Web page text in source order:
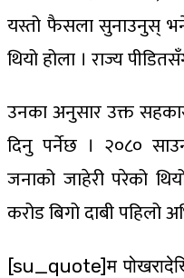
यस्तो फैसला सुनाउनुस्
थियो होला । राज्य
उनका अनुसार उक्त
दिनु पर्नेछ । २०८०
जनाको जाहेरी परेको
करोड बिगो दाबी पहिलो
[su_quote]म